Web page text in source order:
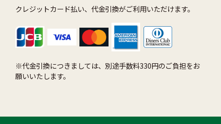
クレジットカード払い、代金引換がご利用いただけます。
※代金引換につきましては、別途手数料330円のご負担をお
願いいたします。